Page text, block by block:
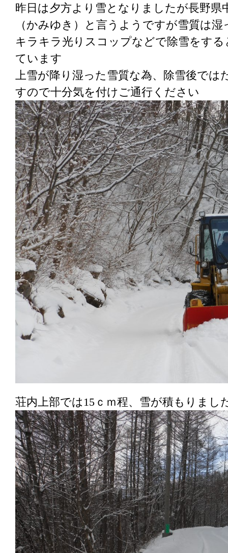
昨日は夕方より雪となりましたが長野県
（かみゆき）と言うようですが雪質は
キラキラ光りスコップなどで除雪をす
ています
上雪が降り湿った雪質な為、除雪後で
すので十分気を付けご通行ください
荘内上部では15ｃｍ程、雪が積もりまし